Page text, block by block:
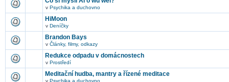
v Psychika a duchovno
HiMoon
v Deníčky
Brandon Bays
v Články, filmy, odkazy
Redukce odpadu v domácnostech
v Prostředí
Meditační hudba, mantry a řízené meditace
v Psychika a duchovno